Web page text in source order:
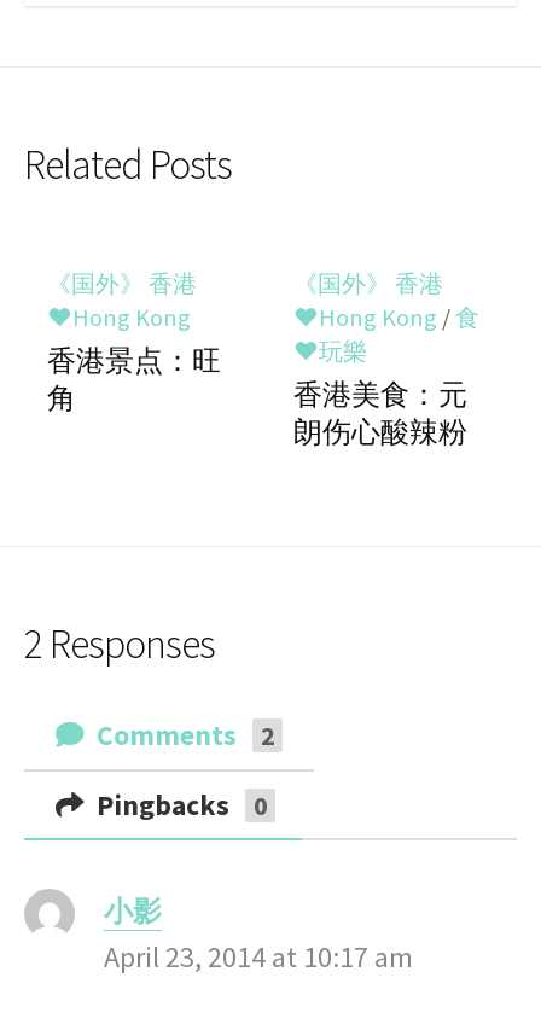
Related Posts
《国外》 香港
♥Hong Kong
香港景点：旺
角
《国外》 香港
♥Hong Kong /食
♥玩樂
香港美食：元
朗伤心酸辣粉
2 Responses
Comments 2
Pingbacks 0
小影
a
April 23, 2014 at 10:17 am